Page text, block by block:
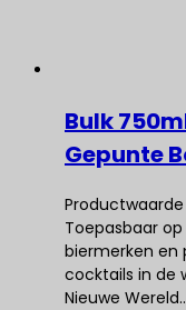
Bulk
Gepunte
Toepasbaar
biermerken en
cocktails in de
Nieuwe